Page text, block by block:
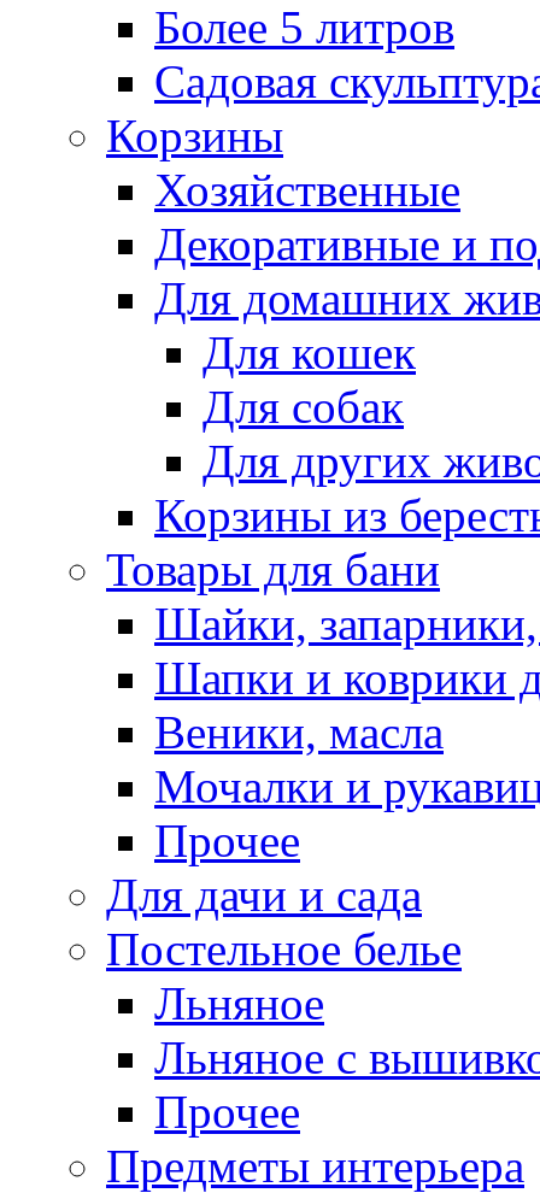
Более 5 литров
Садовая
Корзины
Хозяйственные
Декоративные и
Для домашних
Для кошек
Для собак
Для других
Корзины из
Товары для бани
Шайки,
Шапки и коврики
Веники, масла
Мочалки и
Прочее
Для дачи и сада
Постельное белье
Льняное
Льняное с
Прочее
Предметы интерьера